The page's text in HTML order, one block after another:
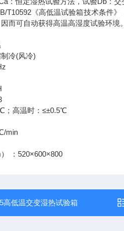
T10592《高低温试验箱技术条件
而可自动获得高温高湿度试验环境。
冷(风冷)
；高温时：≤±0.5℃
min
：520×600×800
高低温交变湿热试验箱